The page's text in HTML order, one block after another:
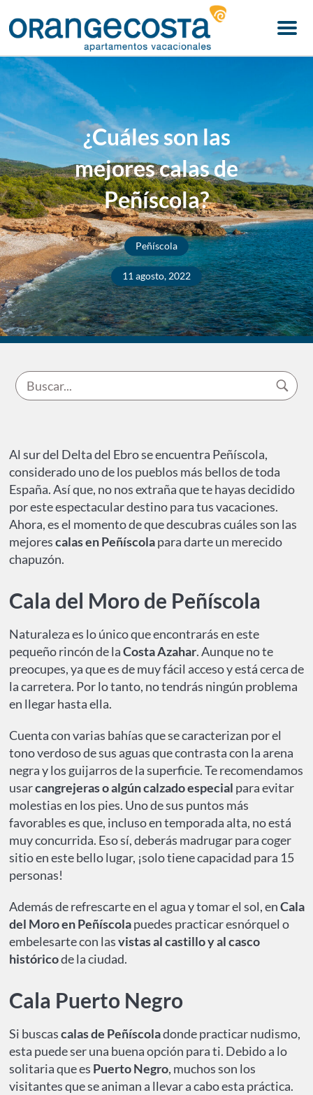
Menu
¿Cuáles son las
mejores calas de
Peñíscola?
Peñíscola
11 agosto, 2022
Al sur del Delta del Ebro se encuentra Peñíscola,
considerado uno de los pueblos más bellos de toda
España. Así que, no nos extraña que te hayas decidido
por este espectacular destino para tus vacaciones.
Ahora, es el momento de que descubras cuáles son las
mejorescalas en Peñíscolapara darte un merecido
chapuzón.
Cala del Moro de Peñíscola
Naturaleza es lo único que encontrarás en este
pequeño rincón de laCosta Azahar. Aunque no te
preocupes, ya que es de muy fácil acceso y está cerca de
la carretera. Por lo tanto, no tendrás ningún problema
en llegar hasta ella.
Cuenta con varias bahías que se caracterizan por el
tono verdoso de sus aguas que contrasta con la arena
negra y los guijarros de la superficie. Te recomendamos
usarcangrejeras o algún calzado especial para evitar
molestias en los pies. Uno de sus puntos más
favorables es que, incluso en temporada alta, no está
muy concurrida. Eso sí, deberás madrugar para coger
sitio en este bello lugar, ¡solo tiene capacidad para 15
personas!
Además de refrescarte en el agua y tomar el sol, enCala
del Moro en Peñíscolapuedes practicar esnórquel o
embelesarte con lasvistas al castillo y al casco
históricode la ciudad.
Cala Puerto Negro
Si buscascalas de Peñíscoladonde practicar nudismo,
esta puede ser una buena opción para ti. Debido a lo
solitaria que es Puerto Negro, muchos son los
visitantes que se animan a llevar a cabo esta práctica.